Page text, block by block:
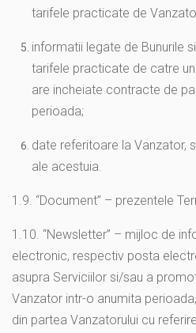
tarifele practicate de
informatii legate de Bunurile
tarifele practicate de catre
are incheiate contracte de
perioada;
date referitoare la Vanzator,
ale acestuia.
1.9. “Document” – prezentele
1.10. “Newsletter” – mijloc de
electronic, respectiv posta
asupra Serviciilor si/sau a
Vanzator intr-o anumita
din partea Vanzatorului cu